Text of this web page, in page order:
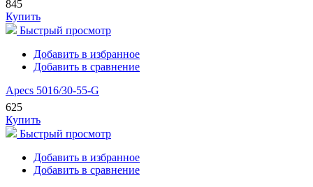
845
Купить
Быстрый просмотр
Добавить в избранное
Добавить в сравнение
Apecs 5016/30-55-G
625
Купить
Быстрый просмотр
Добавить в избранное
Добавить в сравнение